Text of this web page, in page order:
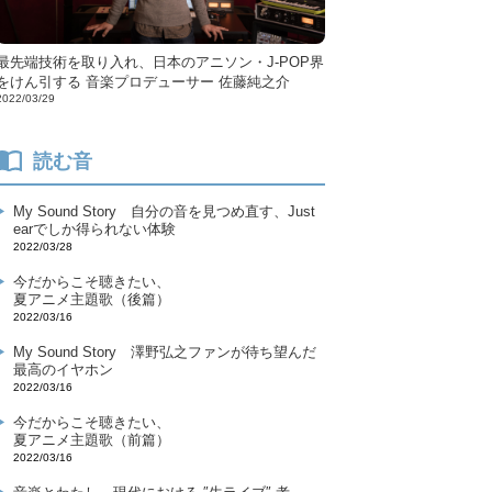
先端技術を取り入れ、日本のアニソン・J-POP界
けん引する 音楽プロデューサー 佐藤純之介
03/29
読む音
My Sound Story 自分の音を見つめ直す、Just
earでしか得られない体験
2022/03/28
今だからこそ聴きたい、
夏アニメ主題歌（後篇）
2022/03/16
My Sound Story 澤野弘之ファンが待ち望んだ
最高のイヤホン
2022/03/16
今だからこそ聴きたい、
夏アニメ主題歌（前篇）
2022/03/16